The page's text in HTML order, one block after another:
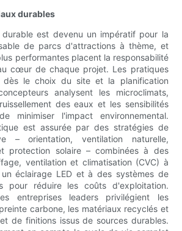
durables
est devenu un impératif pour la
de parcs d'attractions à thème, et
performantes placent la responsabilité
cœur de chaque projet. Les pratiques
dès le choix du site et la planification
analysent les microclimats,
des eaux et les sensibilités
minimiser l'impact environnemental.
est assurée par des stratégies de
– orientation, ventilation naturelle,
protection solaire – combinées à des
ventilation et climatisation (CVC) à
éclairage LED et à des systèmes de
pour réduire les coûts d'exploitation.
entreprises leaders privilégient les
carbone, les matériaux recyclés et
de finitions issus de sources durables.